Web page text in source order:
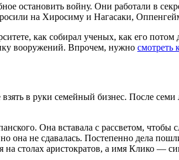
остановить войну. Они работали в
на Хиросиму и Нагасаки,
как собирал ученых, как его
вооружений. Впрочем, нужно смотреть
в руки семейный бизнес. После семи
Она вставала с рассветом,
она не сдавалась. Постепенно дела
на столах аристократов, а имя Клико —